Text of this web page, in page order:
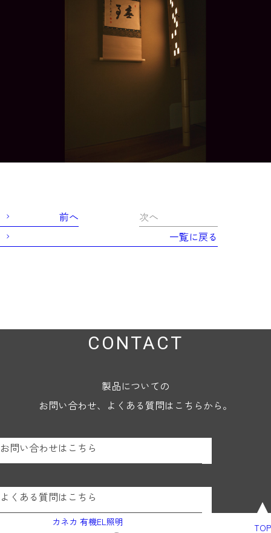
一覧に戻る
前へ 次へ
CONTACT
製品についての
お問い合わせ、よくある質問はこちらから。
お問い合わせはこちら
よくある質問はこちら
TOP
カネカ 有機EL照明